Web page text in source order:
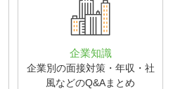
企業知識
企業別の面接対策・年収・社
風などのQ&Aまとめ